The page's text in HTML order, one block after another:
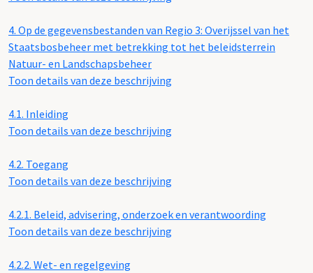
4. Op de gegevensbestanden van Regio 3: Overijssel van het
Staatsbosbeheer met betrekking tot het beleidsterrein
Natuur- en Landschapsbeheer
Toon details van deze beschrijving
4.1. Inleiding
Toon details van deze beschrijving
4.2. Toegang
Toon details van deze beschrijving
4.2.1. Beleid, advisering, onderzoek en verantwoording
Toon details van deze beschrijving
4.2.2. Wet- en regelgeving